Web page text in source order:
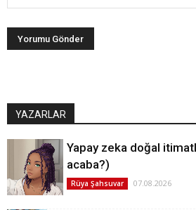
YAZARLAR
Yapay zeka doğal
acaba?)
Rüya Şahsuvar 07.08.2026